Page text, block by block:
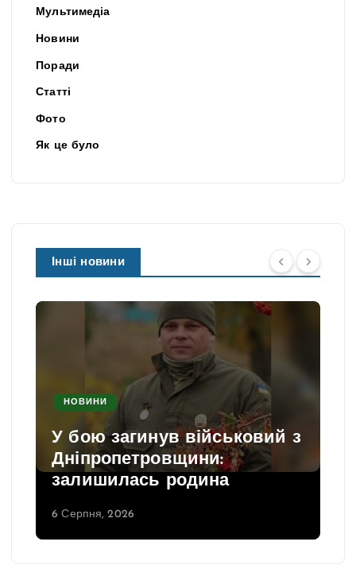
Мультимедіа
Новини
Поради
Статті
Фото
Як це було
Інші новини
НОВИНИ
У бою загинув військовий з
Дніпропетровщини:
залишилась родина
6 Серпня, 2026